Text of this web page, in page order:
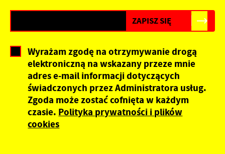
Wyrażam zgodę na otrzymywanie drogą
elektroniczną na wskazany przeze mnie
adres e-mail informacji dotyczących
świadczonych przez Administratora usług.
Zgoda może zostać cofnięta w każdym
czasie. Polityka prywatności i plików
cookies